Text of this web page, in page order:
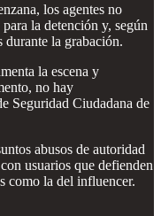
los agentes no
la detención y, según
durante la grabación.
la escena y
no hay
Seguridad Ciudadana de
abusos de autoridad
usuarios que defienden
como la del influencer.